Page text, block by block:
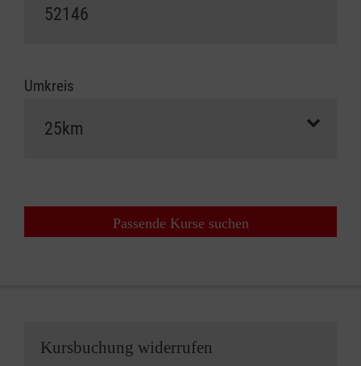
Umkreis
Passende Kurse suchen
Kursbuchung widerrufen